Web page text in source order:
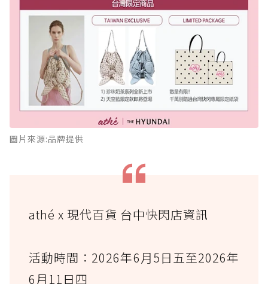
圖片來源:品牌提供
athé x 現代百貨 台中快閃店資訊
活動時間：2026年6月5日五至2026年
6月11日四